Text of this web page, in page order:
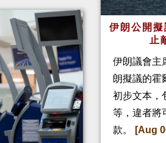
伊朗公開
止
伊朗議會主
朗擬議的霍
初步文本，
等，違者將
款。
[Aug